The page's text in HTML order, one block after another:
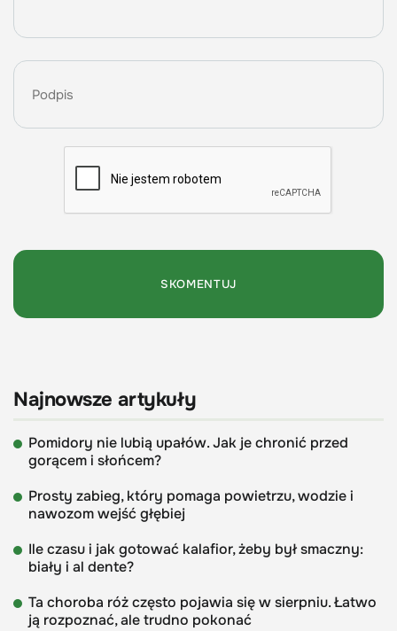
Najnowsze artykuły
Pomidory nie lubią upałów. Jak je chronić przed
gorącem i słońcem?
Prosty zabieg, który pomaga powietrzu, wodzie i
nawozom wejść głębiej
Ile czasu i jak gotować kalafior, żeby był smaczny:
biały i al dente?
Ta choroba róż często pojawia się w sierpniu. Łatwo
ją rozpoznać, ale trudno pokonać